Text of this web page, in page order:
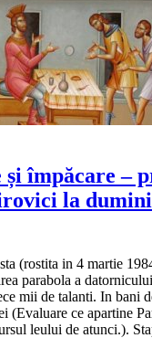
împăcare –
la
(rostita in 4 martie
parabola a
mii de talanti. In bani
(Evaluare ce apartine
leului de atunci.).